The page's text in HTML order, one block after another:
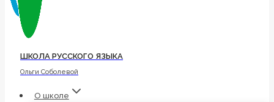
ШКОЛА РУССКОГО ЯЗЫКА
Ольги Соболевой
О школе